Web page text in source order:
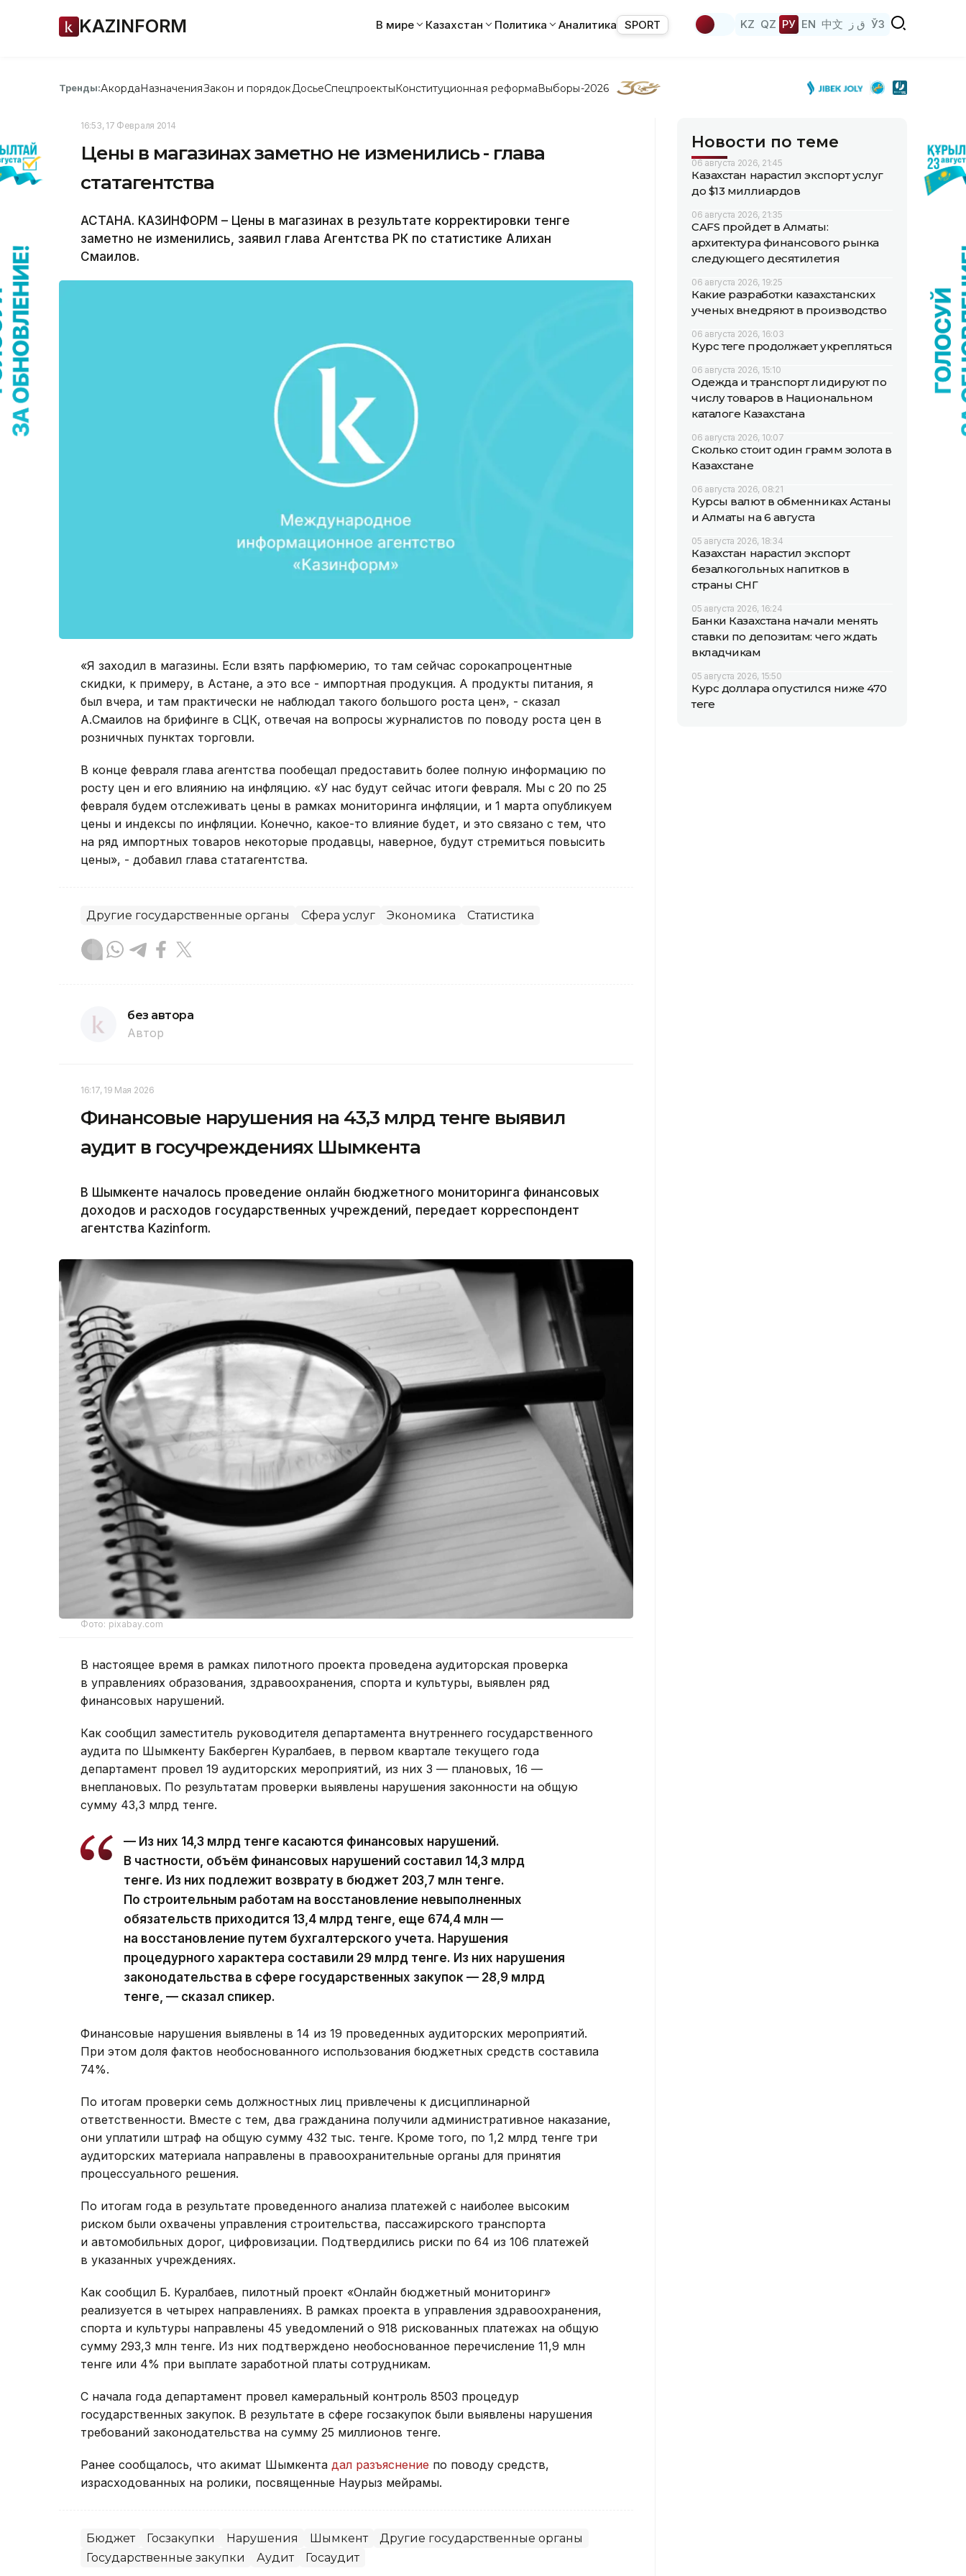
KAZINFORM В мире Казахстан Политика Аналитика SPORT KZ QZ РУ EN 中文 ق ز ЎЗ
Тренды:АкордаНазначенияЗакон и порядок ДосьеСпецпроектыКонституционная реформаВыборы-2026
16:53, 17 Февраля 2014
Цены в магазинах заметно не изменились - глава
статагентства
АСТАНА. КАЗИНФОРМ – Цены в магазинах в результате корректировки тенге
заметно не изменились, заявил глава Агентства РК по статистике Алихан
Смаилов.
«Я заходил в магазины. Если взять парфюмерию, то там сейчас сорокапроцентные
скидки, к примеру, в Астане, а это все - импортная продукция. А продукты питания, я
был вчера, и там практически не наблюдал такого большого роста цен», - сказал
А.Смаилов на брифинге в СЦК, отвечая на вопросы журналистов по поводу роста цен в
розничных пунктах торговли.
В конце февраля глава агентства пообещал предоставить более полную информацию по
росту цен и его влиянию на инфляцию. «У нас будут сейчас итоги февраля. Мы с 20 по 25
февраля будем отслеживать цены в рамках мониторинга инфляции, и 1 марта опубликуем
цены и индексы по инфляции. Конечно, какое-то влияние будет, и это связано с тем, что
на ряд импортных товаров некоторые продавцы, наверное, будут стремиться повысить
цены», - добавил глава статагентства.
Другие государственные органы Сфера услуг Экономика Статистика
без автора
Автор
16:17, 19 Мая 2026
Финансовые нарушения на 43,3 млрд тенге выявил
аудит в госучреждениях Шымкента
В Шымкенте началось проведение онлайн бюджетного мониторинга финансовых
доходов и расходов государственных учреждений, передает корреспондент
агентства Kazinform.
Фото: pixabay.com
В настоящее время в рамках пилотного проекта проведена аудиторская проверка
в управлениях образования, здравоохранения, спорта и культуры, выявлен ряд
финансовых нарушений.
Как сообщил заместитель руководителя департамента внутреннего государственного
аудита по Шымкенту Бакберген Куралбаев, в первом квартале текущего года
департамент провел 19 аудиторских мероприятий, из них 3 — плановых, 16 —
внеплановых. По результатам проверки выявлены нарушения законности на общую
сумму 43,3 млрд тенге.
— Из них 14,3 млрд тенге касаются финансовых нарушений.
В частности, объём финансовых нарушений составил 14,3 млрд
тенге. Из них подлежит возврату в бюджет 203,7 млн тенге.
По строительным работам на восстановление невыполненных
обязательств приходится 13,4 млрд тенге, еще 674,4 млн —
на восстановление путем бухгалтерского учета. Нарушения
процедурного характера составили 29 млрд тенге. Из них нарушения
законодательства в сфере государственных закупок — 28,9 млрд
тенге, — сказал спикер.
Финансовые нарушения выявлены в 14 из 19 проведенных аудиторских мероприятий.
При этом доля фактов необоснованного использования бюджетных средств составила
74%.
По итогам проверки семь должностных лиц привлечены к дисциплинарной
ответственности. Вместе с тем, два гражданина получили административное наказание,
они уплатили штраф на общую сумму 432 тыс. тенге. Кроме того, по 1,2 млрд тенге три
аудиторских материала направлены в правоохранительные органы для принятия
процессуального решения.
По итогам года в результате проведенного анализа платежей с наиболее высоким
риском были охвачены управления строительства, пассажирского транспорта
и автомобильных дорог, цифровизации. Подтвердились риски по 64 из 106 платежей
в указанных учреждениях.
Как сообщил Б. Куралбаев, пилотный проект «Онлайн бюджетный мониторинг»
реализуется в четырех направлениях. В рамках проекта в управления здравоохранения,
спорта и культуры направлены 45 уведомлений о 918 рискованных платежах на общую
сумму 293,3 млн тенге. Из них подтверждено необоснованное перечисление 11,9 млн
тенге или 4% при выплате заработной платы сотрудникам.
С начала года департамент провел камеральный контроль 8503 процедур
государственных закупок. В результате в сфере госзакупок были выявлены нарушения
требований законодательства на сумму 25 миллионов тенге.
Ранее сообщалось, что акимат Шымкента дал разъяснение по поводу средств,
израсходованных на ролики, посвященные Наурыз мейрамы.
Бюджет Госзакупки Нарушения Шымкент
Другие государственные органы
Государственные закупки
Аудит Госаудит
Новости по теме
06 августа 2026, 21:45
Казахстан нарастил экспорт услуг
до $13 миллиардов
06 августа 2026, 21:35
CAFS пройдет в Алматы:
архитектура финансового рынка
следующего десятилетия
06 августа 2026, 19:25
Какие разработки казахстанских
ученых внедряют в производство
06 августа 2026, 16:03
Курс теңге продолжает укрепляться
06 августа 2026, 15:10
Одежда и транспорт лидируют по
числу товаров в Национальном
каталоге Казахстана
06 августа 2026, 10:07
Сколько стоит один грамм золота в
Казахстане
06 августа 2026, 08:21
Курсы валют в обменниках Астаны
и Алматы на 6 августа
05 августа 2026, 18:34
Казахстан нарастил экспорт
безалкогольных напитков в
страны СНГ
05 августа 2026, 16:24
Банки Казахстана начали менять
ставки по депозитам: чего ждать
вкладчикам
05 августа 2026, 15:50
Курс доллара опустился ниже 470
теңге